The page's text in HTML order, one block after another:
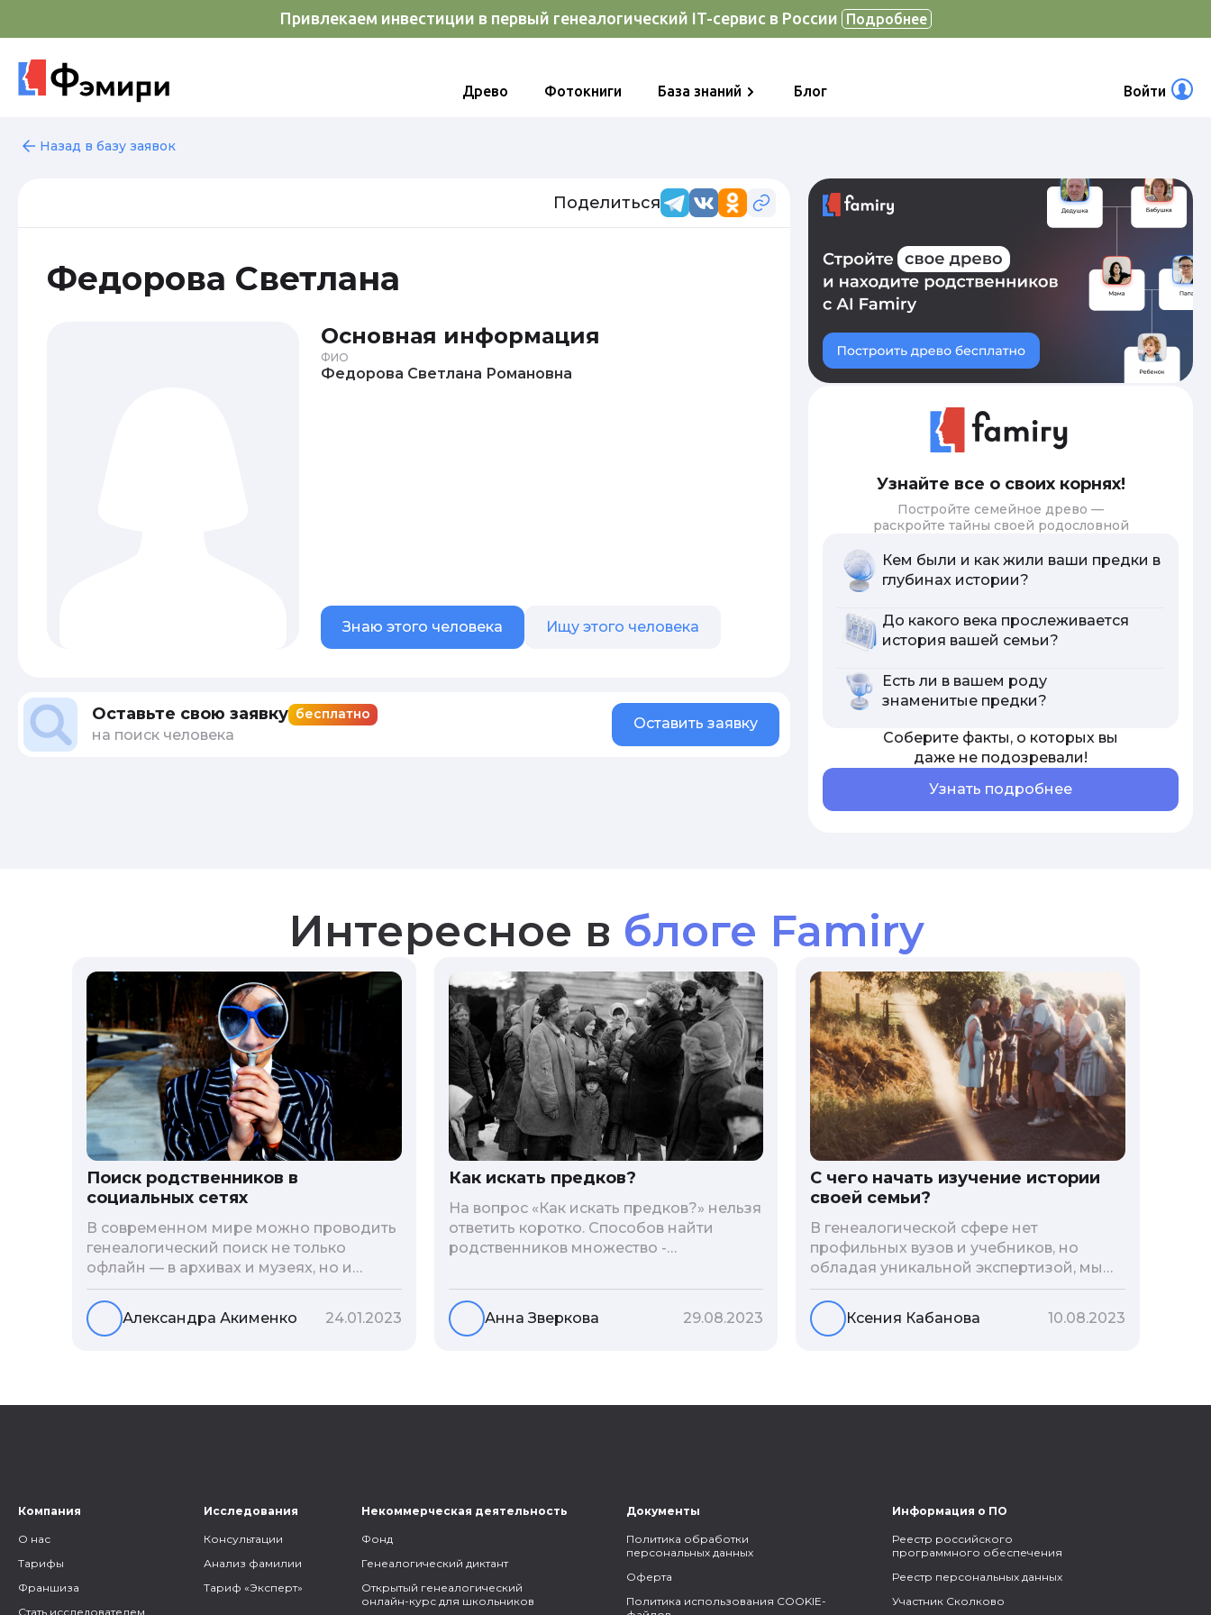
Привлекаем инвестиции в первый генеалогический IT-сервис в России Подробнее
Древо Фотокниги База знаний Блог Войти
Назад в базу заявок
Поделиться
Федорова Светлана
Основная информация
ФИО
Федорова Светлана Романовна
Знаю этого человека Ищу этого человека
Оставьте свою заявку бесплатно
на поиск человека
Оставить заявку
Узнайте все о своих корнях!
Постройте семейное древо —
раскройте тайны своей родословной
Кем были и как жили ваши предки в
глубинах истории?
До какого века прослеживается
история вашей семьи?
Есть ли в вашем роду
знаменитые предки?
Соберите факты, о которых вы
даже не подозревали!
Узнать подробнее
Интересное в блоге Famiry
Поиск родственников в
социальных сетях
В современном мире можно проводить
генеалогический поиск не только
офлайн — в архивах и музеях, но и
воспользоваться интернетом. Сегодня
мы расскажем вам как и в каких
социальных сетях можно провести
то, как грамотно построить с ними
Александра Акименко 24.01.2023
Как искать предков?
На вопрос «Как искать предков?» нельзя
ответить коротко. Способов найти
родственников множество -
социальные сети, ДНК-тесты, онлайн-
базы. Именно поэтому мы сделали для
вас подборку лучших статей блога
Анна Зверкова 29.08.2023
С чего начать изучение истории
своей семьи?
В генеалогической сфере нет
профильных вузов и учебников, но
обладая уникальной экспертизой, мы
разработали авторскую методологию
проведения архивно-генеалогических
исследований, ее мы закладываем и
Ксения Кабанова 10.08.2023
Компания
О нас
Тарифы
Франшиза
Стать исследователем
Исследования
Консультации
Анализ фамилии
Тариф «Эксперт»
Некоммерческая деятельность
Фонд
Генеалогический диктант
Открытый генеалогический
онлайн-курс для школьников
Документы
Политика обработки
персональных данных
Оферта
Политика использования COOKIE-
Информация о ПО
Реестр российского
программного обеспечения
Реестр персональных данных
Участник Сколково